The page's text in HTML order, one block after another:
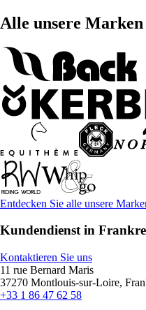
Alle unsere Marken
Entdecken Sie alle unsere
Kundendienst in
Kontaktieren Sie uns
11 rue Bernard Maris
37270 Montlouis-sur-Loire,
+33 1 86 47 62 58